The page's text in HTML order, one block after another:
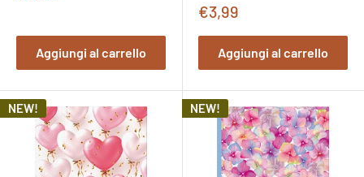
Aggiungi al carrello
Prezzo
vendita
€3,99
Aggiungi al carrello
NEW! NEW!